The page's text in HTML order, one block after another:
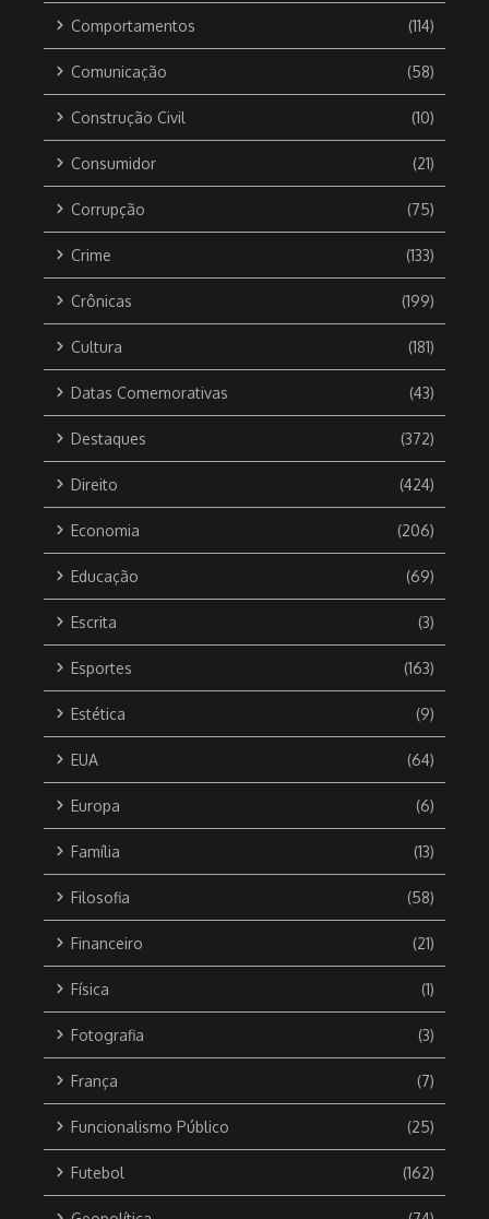
Comportamentos (114)
Comunicação (58)
Construção Civil (10)
Consumidor (21)
Corrupção (75)
Crime (133)
Crônicas (199)
Cultura (181)
Datas Comemorativas (43)
Destaques (372)
Direito (424)
Economia (206)
Educação (69)
Escrita (3)
Esportes (163)
Estética (9)
EUA (64)
Europa (6)
Família (13)
Filosofia (58)
Financeiro (21)
Física (1)
Fotografia (3)
França (7)
Funcionalismo Público (25)
Futebol (162)